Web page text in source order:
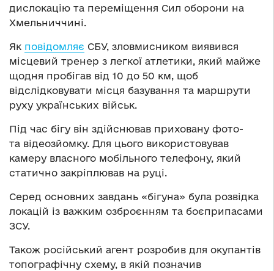
дислокацію та переміщення Сил оборони на
Хмельниччині.
Як повідомляє СБУ, зловмисником виявився
місцевий тренер з легкої атлетики, який майже
щодня пробігав від 10 до 50 км, щоб
відслідковувати місця базування та маршрути
руху українських військ.
Під час бігу він здійснював приховану фото-
та відеозйомку. Для цього використовував
камеру власного мобільного телефону, який
статично закріплював на руці.
Серед основних завдань «бігуна» була розвідка
локацій із важким озброєнням та боєприпасами
ЗСУ.
Також російський агент розробив для окупантів
топографічну схему, в якій позначив